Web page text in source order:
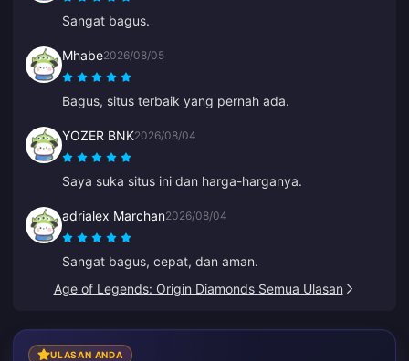
Sangat bagus.
Mhabe2026/08/05
Bagus, situs terbaik yang pernah ada.
YOZER BNK2026/08/04
Saya suka situs ini dan harga-harganya.
adrialex Marchan2026/08/04
Sangat bagus, cepat, dan aman.
Age of Legends: Origin Diamonds Semua Ulasan
ULASAN ANDA